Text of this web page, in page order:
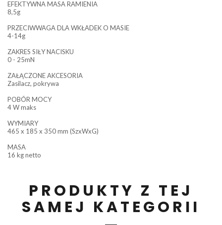
EFEKTYWNA MASA RAMIENIA
8,5g
PRZECIWWAGA DLA WKŁADEK O MASIE
4-14g
ZAKRES SIŁY NACISKU
0 - 25mN
ZAŁĄCZONE AKCESORIA
Zasilacz, pokrywa
POBÓR MOCY
4 W maks
WYMIARY
465 x 185 x 350 mm (SzxWxG)
MASA
16 kg netto
PRODUKTY Z TEJ
SAMEJ KATEGORII